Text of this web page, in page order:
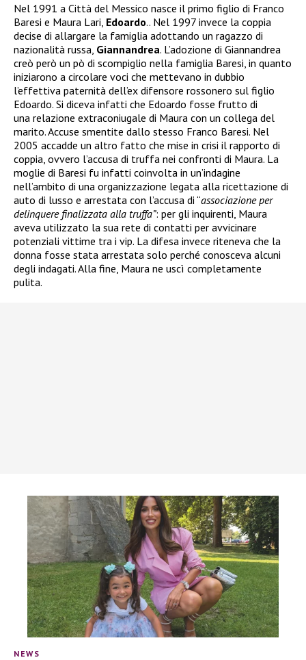
Nel 1991 a Città del Messico nasce il primo figlio di Franco
Baresi e Maura Lari, Edoardo.. Nel 1997 invece la coppia
decise di allargare la famiglia adottando un ragazzo di
nazionalità russa, Giannandrea. L’adozione di Giannandrea
creò però un pò di scompiglio nella famiglia Baresi, in quanto
iniziarono a circolare voci che mettevano in dubbio
l’effettiva paternità dell’ex difensore rossonero sul figlio
Edoardo. Si diceva infatti che Edoardo fosse frutto di
una relazione extraconiugale di Maura con un collega del
marito. Accuse smentite dallo stesso Franco Baresi. Nel
2005 accadde un altro fatto che mise in crisi il rapporto di
coppia, ovvero l’accusa di truffa nei confronti di Maura. La
moglie di Baresi fu infatti coinvolta in un’indagine
nell’ambito di una organizzazione legata alla ricettazione di
auto di lusso e arrestata con l’accusa di “associazione per
delinquere finalizzata alla truffa”: per gli inquirenti, Maura
aveva utilizzato la sua rete di contatti per avvicinare
potenziali vittime tra i vip. La difesa invece riteneva che la
donna fosse stata arrestata solo perché conosceva alcuni
degli indagati. Alla fine, Maura ne uscì completamente
pulita.
NEWS